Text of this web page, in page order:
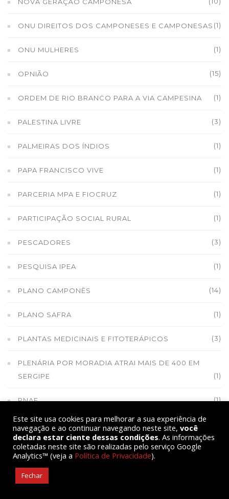
ONU DIREITOS DOS CAMPONESES E CAMPONESAS (1)
ONU MULHERES (1)
OPNIÃO (15)
ORDEM DE RIO BRANCO PARA A VIA CAMPESINA (1)
PALESTINA LIVRE (3)
PALMEIRAS DOS ÍNDIOS (1)
PAPA FRANCISCO VIVE (1)
PARCERIA MPA E FIOCRUZ (1)
PARTICIPAÇÃO SOCIAL RURAL (1)
PESCADORES (3)
PESQUISA IPEA (1)
PLANO CAMPONÊS (14)
PLANO SAFRA (1)
PLANTAS MEDICINAIS E FITOTERÁPICOS (3)
PLENÁRIA POR MORADIA ATRAI MAIS DE 400 EM
SERGIPE
(1)
PNAF (1)
POESIA
POLÍTICA
POLÍTICAS PÚBLICAS
Este site usa cookies para melhorar a sua experiência de
navegação e ao continuar navegando neste site, você
declara estar ciente dessas condições. As informações
coletadas neste site são realizadas pelo serviço Google
Analytics™ (veja a Política de Privacidade).
Fechar